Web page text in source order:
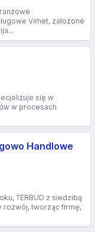
Vimet, założone
się w
w procesach
Handlowe
TERBUD z siedzibą
rozwój, tworząc firmę,